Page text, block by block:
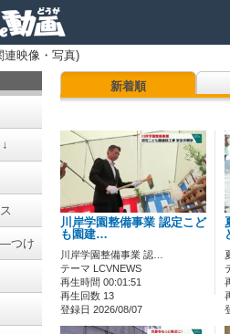
連映像・写真)
―つけ
新着順
川岸学園整備事業 認定こど
も園建…
川岸学園整備事業 認…
テーマ LCVNEWS
再生時間 00:01:51
再生回数 13
登録日 2026/08/07